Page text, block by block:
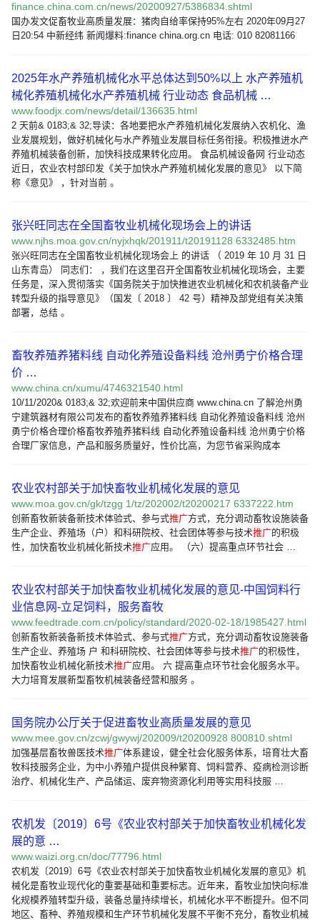
finance.china.com.cn/news/20200927/5386834.shtml
国办发文促畜牧业高质量发展：猪肉自给率保持95%左右 2020年09月27
日20:54 中新经纬 新闻爆料:finance china.org.cn 电话: 010 82081166
2025年水产养殖机械化水平总体达到50%以上 水产养殖机
械化养殖机械化水产养殖机械 行业动态 食品机械 …
www.foodjx.com/news/detail/136635.html
2 天前& 0183;& 32;导读：各地要把水产养殖机械化发展纳入农机化、渔
业发展规划，做好机械化与水产养殖业发展目标任务衔接。积极推进水产
养殖机械装备创新，加快科技成果转化应用。 食品机械设备网 行业动态
近日，农业农村部印发《关于加快水产养殖机械化发展的意见》 以下简
称《意见》 ，针对当前 。
张兴旺同志在全国畜牧业机械化现场会上的讲话
www.njhs.moa.gov.cn/nyjxhqk/201911/t20191128 6332485.htm
张兴旺同志在全国畜牧业机械化现场会上 的讲话 （ 2019 年 10 月 31 日
山东青岛） 同志们： ，我们在这里召开全国畜牧业机械化现场会，主要
任务是，深入贯彻落实《国务院关于加快推进农业机械化和农机装备产业
转型升级的指导意见》（国发〔 2018 〕 42 号）精神及部党组有关决策
部署，总结 。
畜牧养殖养猪料线 自动化养殖设备料线 沧州勇宁价格合理
价 …
www.china.cn/xumu/4746321540.html
10/11/2020& 0183;& 32;欢迎前来中国供应商 www.china.cn 了解沧州勇
宁建筑器材有限公司发布的畜牧养殖养猪料线 自动化养殖设备料线 沧州
勇宁价格合理价格畜牧养殖养猪料线 自动化养殖设备料线 沧州勇宁价格
合理厂家信息，产品和服务质量好，性价比高，为您节省采购成本
农业农村部关于加快畜牧业机械化发展的意见
www.moa.gov.cn/gk/tzgg 1/tz/202002/t20200217 6337222.htm
创新畜牧新装备新技术体验式、参与式推广方式，充分调动畜牧设施装备
生产企业、养殖场（户）和科研院校、社会团体等参与技术推广的积极
性，加快畜牧业机械化新技术推广应用。 （六）提高重点环节社会 …
农业农村部关于加快畜牧业机械化发展的意见-中国饲料行
业信息网-立足饲料，服务畜牧
www.feedtrade.com.cn/policy/standard/2020-02-18/1985427.html
创新畜牧新装备新技术体验式、参与式推广方式，充分调动畜牧设施装备
生产企业、养殖场 户 和科研院校、社会团体等参与技术推广的积极性，
加快畜牧业机械化新技术推广应用。 六 提高重点环节社会化服务水平。
大力培育发展新型畜牧机械装备经营和服务 。
国务院办公厅关于促进畜牧业高质量发展的意见
www.mee.gov.cn/zcwj/gwywj/202009/t20200928 800810.shtml
加强基层畜牧兽医技术推广体系建设，健全社会化服务体系，培育壮大畜
牧科技服务企业，为中小养殖户提供良种繁育、饲料营养、疫病检测诊断
治疗、机械化生产、产品储运、废弃物资源化利用等实用科技服 …
农机发〔2019〕6号《农业农村部关于加快畜牧业机械化发
展的意 …
www.waizi.org.cn/doc/77796.html
农机发〔2019〕6号《农业农村部关于加快畜牧业机械化发展的意见》机
械化是畜牧业现代化的重要基础和重要标志。近年来，畜牧业加快向标准
化规模养殖转型升级，装备总量持续增长，机械化水平不断提升。但不同
地区、畜种、养殖规模和生产环节机械化发展不平衡不充分，畜牧业机械